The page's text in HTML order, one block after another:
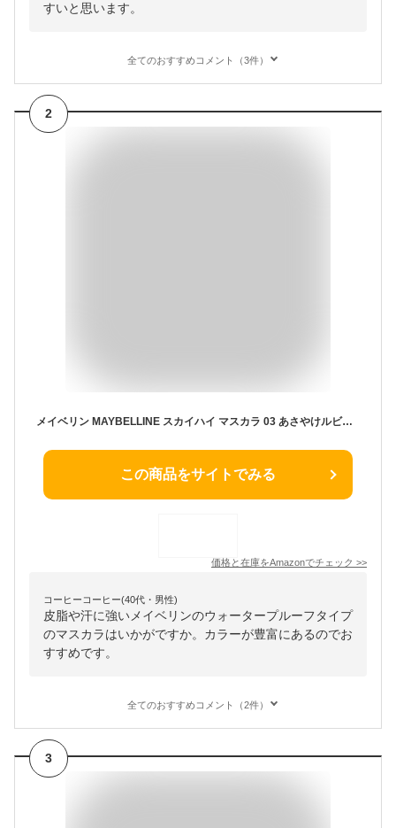
すいと思います。
全てのおすすめコメント（3件）
2
メイベリン MAYBELLINE スカイハイ マスカラ 03 あさやけルビー ウォータープルーフ ロング
この商品をサイトでみる
価格と在庫をAmazonでチェック >>
コーヒーコーヒー(40代・男性)
皮脂や汗に強いメイベリンのウォータープルーフタイプ
のマスカラはいかがですか。カラーが豊富にあるのでお
すすめです。
全てのおすすめコメント（2件）
3